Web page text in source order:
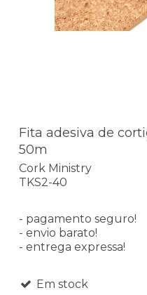
Fita adesiva de
50m
Cork Ministry
TKS2-40
- pagamento seguro!
- envio barato!
- entrega expressa!
Em stock